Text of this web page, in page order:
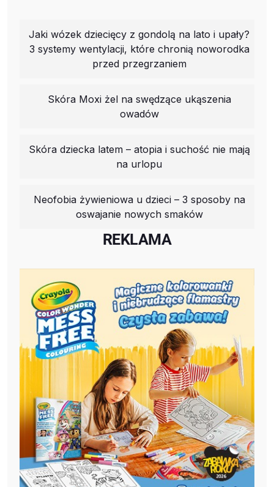
Jaki wózek dziecięcy z gondolą na lato i upały?
3 systemy wentylacji, które chronią noworodka
przed przegrzaniem
Skóra Moxi żel na swędzące ukąszenia
owadów
Skóra dziecka latem – atopia i suchość nie mają
na urlopu
Neofobia żywieniowa u dzieci – 3 sposoby na
oswajanie nowych smaków
REKLAMA